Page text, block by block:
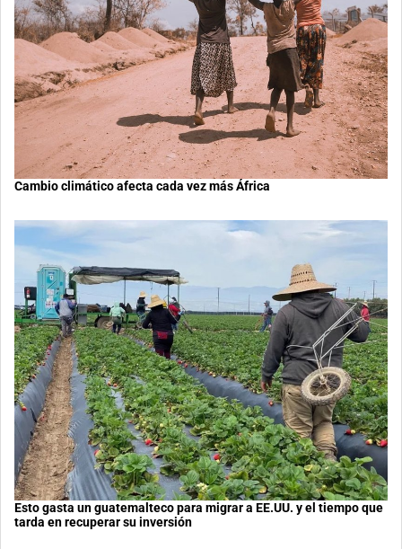
Cambio climático afecta cada vez más África
Esto gasta un guatemalteco para migrar a EE.UU. y el tiempo que
tarda en recuperar su inversión